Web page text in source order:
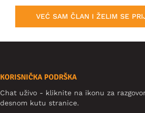
VEĆ SAM ČLAN I ŽELIM SE
KORISNIČKA PODRŠKA
Chat uživo - kliknite na ikonu za
desnom kutu stranice.